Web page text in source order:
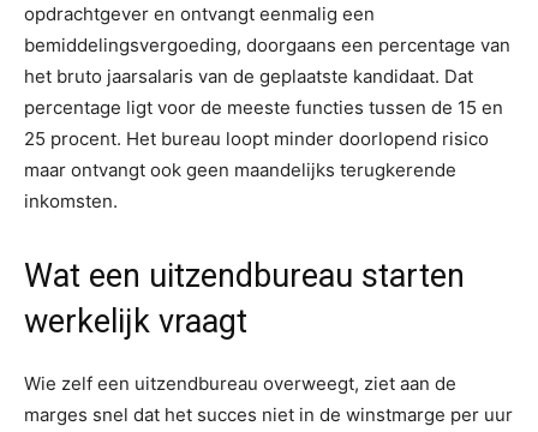
opdrachtgever en ontvangt eenmalig een
bemiddelingsvergoeding, doorgaans een percentage van
het bruto jaarsalaris van de geplaatste kandidaat. Dat
percentage ligt voor de meeste functies tussen de 15 en
25 procent. Het bureau loopt minder doorlopend risico
maar ontvangt ook geen maandelijks terugkerende
inkomsten.
Wat een uitzendbureau starten
werkelijk vraagt
Wie zelf een uitzendbureau overweegt, ziet aan de
marges snel dat het succes niet in de winstmarge per uur